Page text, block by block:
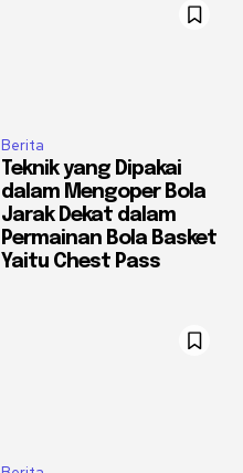
Berita
Teknik yang Dipakai
dalam Mengoper Bola
Jarak Dekat dalam
Permainan Bola Basket
Yaitu Chest Pass